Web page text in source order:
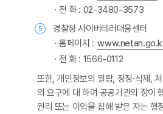
전 화 : 02-3480-3573
5
경찰청 사이버테러대응센터
홈페이지 :
전 화 : 1566-0112
또한, 개인정보의 열람, 정정·삭제,
의 요구에 대 하여 공공기관의 장이
권리 또는 이익을 침해 받은 자는 행